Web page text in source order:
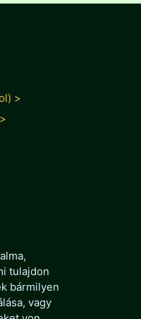
>
tulajdon
bármilyen
vagy